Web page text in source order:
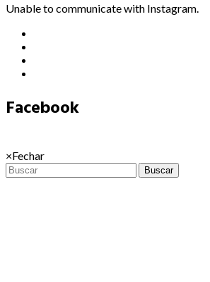
Unable to communicate with Instagram.
Facebook
×Fechar
Buscar